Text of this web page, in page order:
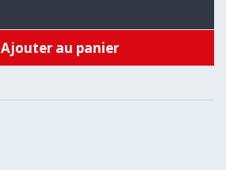
Ajouter au panier